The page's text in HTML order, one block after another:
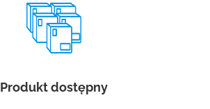
Produkt dostępny